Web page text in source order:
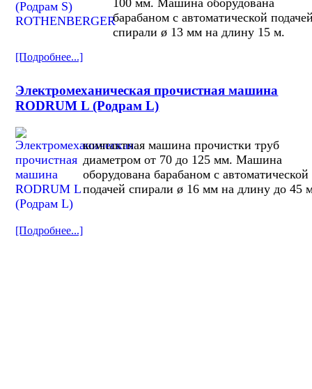
100 мм. Машина оборудована
барабаном с автоматической
спирали ø 13 мм на длину 15 м.
[Подробнее...]
Электромеханическая прочистная машина
RODRUM L (Родрам L)
компактная машина прочистки труб
диаметром от 70 до 125 мм. Машина
оборудована барабаном с автоматической
подачей спирали ø 16 мм на длину до 45
[Подробнее...]